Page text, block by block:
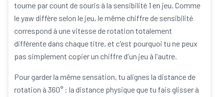
tourne par count de souris à la sensibilité 1 en jeu. Comme
le yaw diffère selon le jeu, le même chiffre de sensibilité
correspond à une vitesse de rotation totalement
différente dans chaque titre, et c'est pourquoi tu ne peux
pas simplement copier un chiffre d'un jeu à l'autre.
Pour garder la même sensation, tu alignes la distance de
rotation à 360° : la distance physique que tu fais glisser à